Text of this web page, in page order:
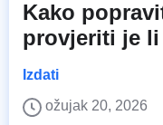
Kako
provjeriti je li
Izdati
ožujak 20, 2026